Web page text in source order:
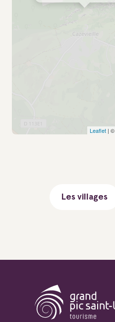
Leaflet | ©
Les villages